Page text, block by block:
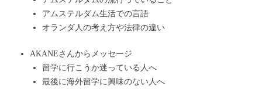
アムステルダム生活での言語
オランダ人の考え方や法律の違い
AKANEさんからメッセージ
留学に行こうか迷っている人へ
最後に海外留学に興味のない人へ